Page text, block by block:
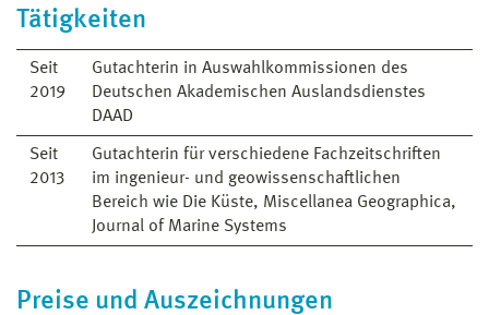
Tätigkeiten
Seit
2019
Gutachterin in Auswahlkommissionen des
Deutschen Akademischen Auslandsdienstes
DAAD
Seit
2013
Gutachterin für verschiedene Fachzeitschriften
im ingenieur- und geowissenschaftlichen
Bereich wie Die Küste, Miscellanea Geographica,
Journal of Marine Systems
Preise und Auszeichnungen